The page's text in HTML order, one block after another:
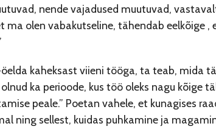
nende vajadused muutuvad,
ma olen vabakutseline, tähendab eelkõige ,
kaheksast viieni tööga, ta teab, mida
ka perioode, kus töö oleks nagu kõige
peale.” Poetan vahele, et kunagises
ning sellest, kuidas puhkamine ja